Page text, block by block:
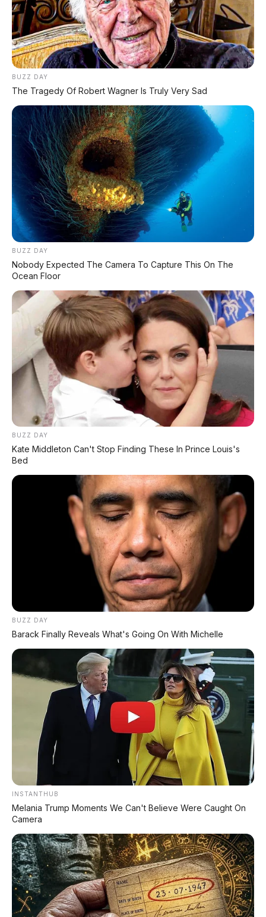
DIJUAL: Nissan Serena HWS Matic 2017 –
Kondisi Istimewa, Hanya 68.000 KM! Siap Pakai
di Denpasar
Matic – Surat Bali, KM 44.000, Pajak Panjang!
DIJUAL : Xpander Ultimate 2019 Matic Surat
Bali – Kondisi Istimewa, KM 37.000
Lihat Semua Unit Bali »
DATABASEARTIKEL
Huawei AITO M9: SUV Premium 903 HP dengan
Teknologi Huawei Full-Stack
Xpeng GX: SUV Full-Size Premium dengan AI Turing &
Range 1.585 Km
BYD Leopard 8: SUV Off-Road PHEV 748 HP Siap
Tantang Land Cruiser!
Solid-State & Range 610 Km
Maextro V800: MPV Ultra-Mewah EREV 531 HP
Penantang Toyota Alphard
Chery Tiggo 5 Sport: SUV Kompak Sporty 156 HP
dengan Chip Snapdragon 8155
LIHAT LAINNYA
BUZZ DAY
The Tragedy Of Robert Wagner Is Truly Very Sad
BUZZ DAY
Nobody Expected The Camera To Capture This On The
Ocean Floor
BUZZ DAY
Kate Middleton Can't Stop Finding These In Prince Louis's
Bed
BUZZ DAY
Barack Finally Reveals What's Going On With Michelle
INSTANTHUB
Melania Trump Moments We Can't Believe Were Caught On
Camera